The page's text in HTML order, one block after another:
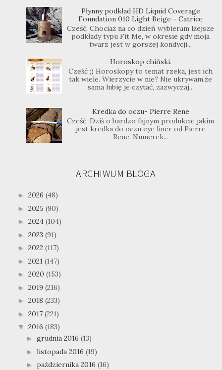
Płynny podkład HD Liquid Coverage
Foundation 010 Light Beige - Catrice
Cześć, Chociaż na co dzień wybieram lżejsze
podkłady typu Fit Me, w okresie gdy moja
twarz jest w gorszej kondycji...
Horoskop chiński.
Cześć ;) Horoskopy to temat rzeka, jest ich
tak wiele. Wierzycie w nie? Nie ukrywam,że
sama lubię je czytać, zazwyczaj...
Kredka do oczu- Pierre Rene
Cześć, Dziś o bardzo fajnym produkcie jakim
jest kredka do oczu eye liner od Pierre
Rene. Numerek...
ARCHIWUM BLOGA
► 2026 (48)
► 2025 (90)
► 2024 (104)
► 2023 (91)
► 2022 (117)
► 2021 (147)
► 2020 (153)
► 2019 (216)
► 2018 (233)
► 2017 (221)
▼ 2016 (183)
► grudnia 2016 (13)
► listopada 2016 (19)
► października 2016 (16)